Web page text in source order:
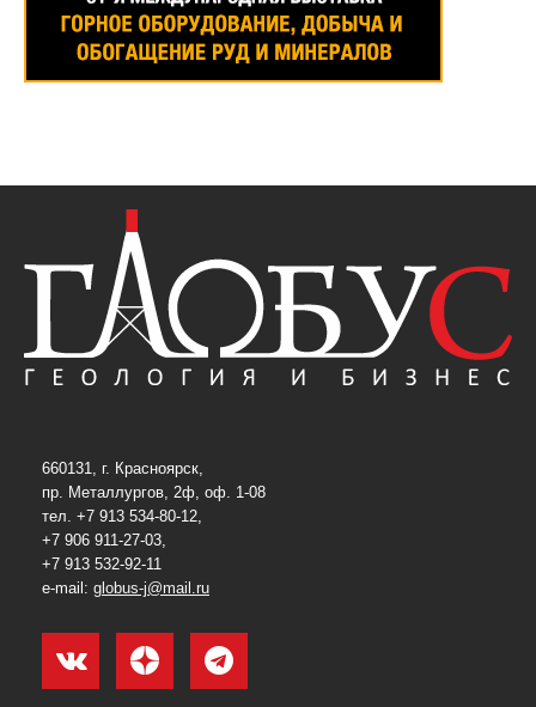
660131, г. Красноярск,
пр. Металлургов, 2ф, оф. 1-08
тел. +7 913 534-80-12,
+7 906 911-27-03,
+7 913 532-92-11
e-mail: globus-j@mail.ru